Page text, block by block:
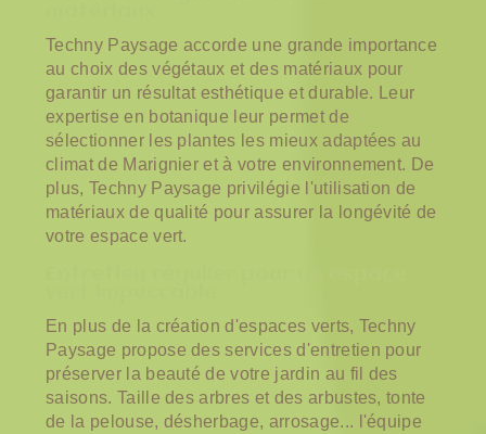
Techny Paysage accorde une grande importance
au choix des végétaux et des matériaux pour
garantir un résultat esthétique et durable. Leur
expertise en botanique leur permet de
sélectionner les plantes les mieux adaptées au
climat de Marignier et à votre environnement. De
plus, Techny Paysage privilégie l'utilisation de
matériaux de qualité pour assurer la longévité de
votre espace vert.
En plus de la création d'espaces verts, Techny
Paysage propose des services d'entretien pour
préserver la beauté de votre jardin au fil des
saisons. Taille des arbres et des arbustes, tonte
de la pelouse, désherbage, arrosage... l'équipe